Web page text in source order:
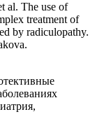
al. The use of
treatment of
by radiculopathy.